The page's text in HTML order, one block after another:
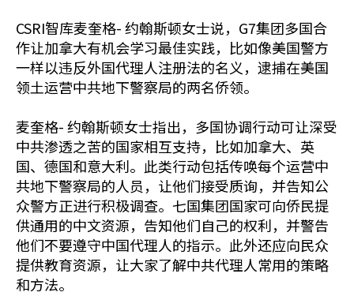
CSRI智库麦奎格- 约翰斯顿女士说，G7集团多国合
作让加拿大有机会学习最佳实践，比如像美国警方
一样以违反外国代理人注册法的名义，逮捕在美国
领土运营中共地下警察局的两名侨领。
麦奎格- 约翰斯顿女士指出，多国协调行动可让深受
中共渗透之苦的国家相互支持，比如加拿大、英
国、德国和意大利。此类行动包括传唤每个运营中
共地下警察局的人员，让他们接受质询，并告知公
众警方正进行积极调查。七国集团国家可向侨民提
供通用的中文资源，告知他们自己的权利，并警告
他们不要遵守中国代理人的指示。此外还应向民众
提供教育资源，让大家了解中共代理人常用的策略
和方法。